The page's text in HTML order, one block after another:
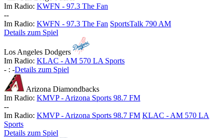
Im Radio: KWFN - 97.3 The Fan
--
Im Radio: KWFN - 97.3 The Fan SportsTalk 790 AM
Details zum Spiel
Los Angeles Dodgers
Im Radio: KLAC - AM 570 LA Sports
- : -Details zum Spiel
Arizona Diamondbacks
Im Radio: KMVP - Arizona Sports 98.7 FM
--
Im Radio: KMVP - Arizona Sports 98.7 FM KLAC - AM 570 LA
Sports
Details zum Spiel